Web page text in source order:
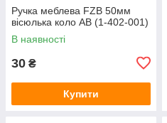
Ручка меблева FZB 50мм
вісюлька коло AB (1-402-001)
В наявності
30 ₴
Купити